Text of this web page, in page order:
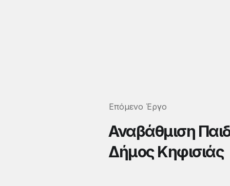
Επόμενο Έργο
Αναβάθμιση
Δήμος Κηφισιάς